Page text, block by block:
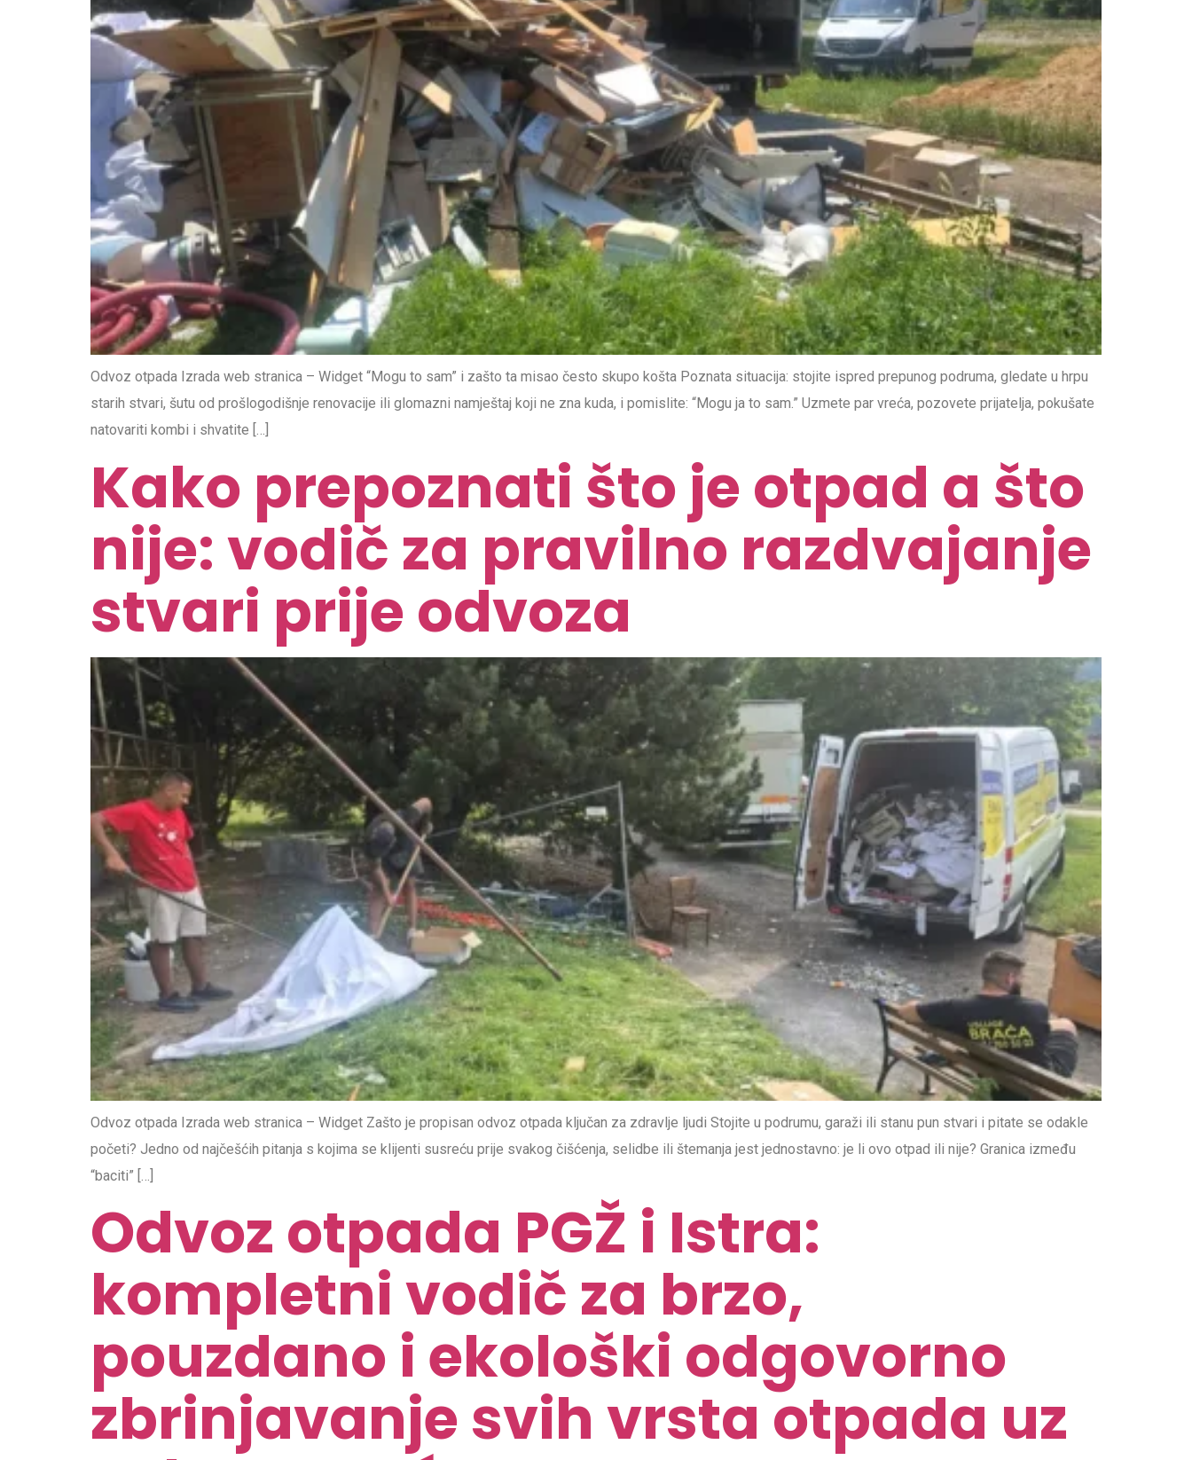
Odvoz otpada Izrada web stranica – Widget “Mogu to sam” i zašto ta misao često skupo košta Poznata situacija: stojite ispred prepunog podruma, gledate u hrpu
starih stvari, šutu od prošlogodišnje renovacije ili glomazni namještaj koji ne zna kuda, i pomislite: “Mogu ja to sam.” Uzmete par vreća, pozovete prijatelja, pokušate
natovariti kombi i shvatite […]
Kako prepoznati što je otpad a što
nije: vodič za pravilno razdvajanje
stvari prije odvoza
Odvoz otpada Izrada web stranica – Widget Zašto je propisan odvoz otpada ključan za zdravlje ljudi Stojite u podrumu, garaži ili stanu pun stvari i pitate se odakle
početi? Jedno od najčešćih pitanja s kojima se klijenti susreću prije svakog čišćenja, selidbe ili štemanja jest jednostavno: je li ovo otpad ili nije? Granica između
“baciti” […]
Odvoz otpada PGŽ i Istra:
kompletni vodič za brzo,
pouzdano i ekološki odgovorno
zbrinjavanje svih vrsta otpada uz